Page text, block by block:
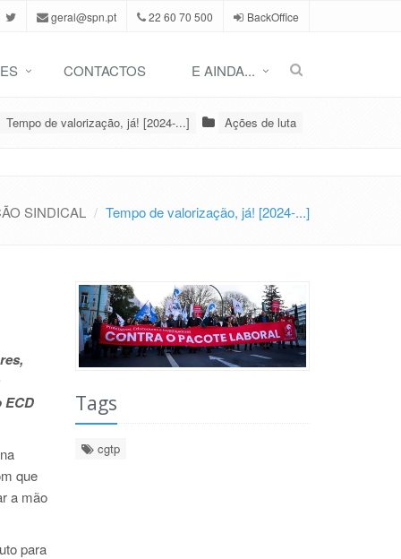
geral@spn.pt 22 60 70 500 BackOffice
CONTACTOS E AINDA...
Tempo de valorização, já! [2024-...] Ações de luta
SINDICAL Tempo de valorização, já! [2024-...]
ECD
que
a mão
para
Tags
cgtp